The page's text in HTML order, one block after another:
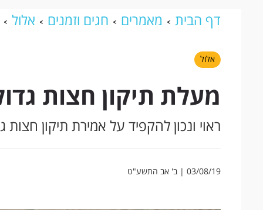
דף הבית מאמרים חגים וזמנים אלול
אלול
מעלת תיקון חצות
ראוי ונכון להקפיד על אמירת תיקון
03/08/19 | ב' אב התשע"ט